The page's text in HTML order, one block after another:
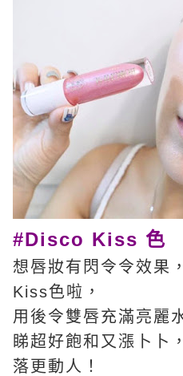
#Disco Kiss 色
想唇妝有閃令令效果
Kiss色啦，
用後令雙唇充滿亮麗
睇超好飽和又漲卜卜
落更動人！